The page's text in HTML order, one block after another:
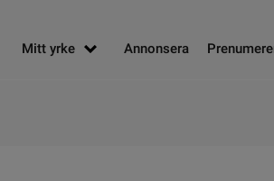
Mitt yrke Annonsera